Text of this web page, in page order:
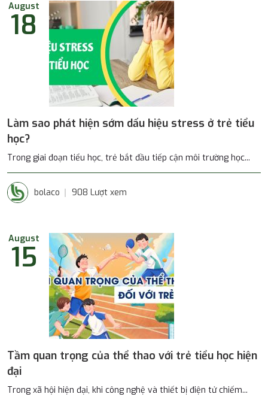
August
18
Làm sao phát hiện sớm dấu hiệu stress ở trẻ tiểu
học?
Trong giai đoạn tiểu học, trẻ bắt đầu tiếp cận môi trường học...
bolaco 908 Lượt xem
August
15
Tầm quan trọng của thể thao với trẻ tiểu học hiện
đại
Trong xã hội hiện đại, khi công nghệ và thiết bị điện tử chiếm...